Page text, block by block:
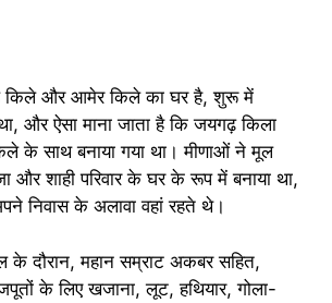
किले और आमेर किले का घर है, शुरू में
और ऐसा माना जाता है कि जयगढ़ किला
के साथ बनाया गया था। मीणाओं ने मूल
और शाही परिवार के घर के रूप में बनाया था,
निवास के अलावा वहां रहते थे।
दौरान, महान सम्राट अकबर सहित,
के लिए खजाना, लूट, हथियार, गोला-